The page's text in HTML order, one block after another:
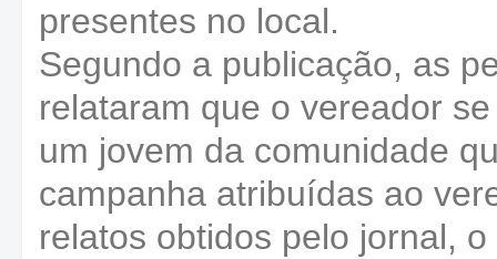
presentes no local.
Segundo a publicação, as
relataram que o vereador
um jovem da comunidade
campanha atribuídas ao
relatos obtidos pelo jornal,